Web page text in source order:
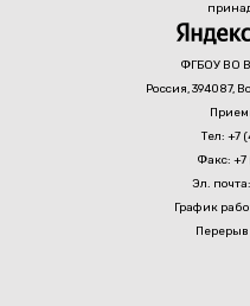
ФГБОУ ВО
Россия, 394087,
Тел: +7
Факс: +7
Эл.
График
Перерыв